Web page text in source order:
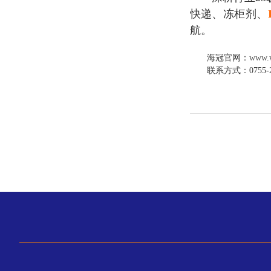
快递、冻柜剂、
航。
海冠官网：
联系方式：0755-